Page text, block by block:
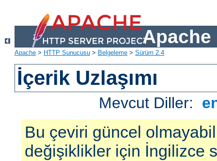
Apache
Apache > HTTP Sunucusu > Belgeleme > Sürüm 2.4
İçerik Uzlaşımı
Mevcut Diller:
Bu çeviri güncel
değişiklikler için İngilizce